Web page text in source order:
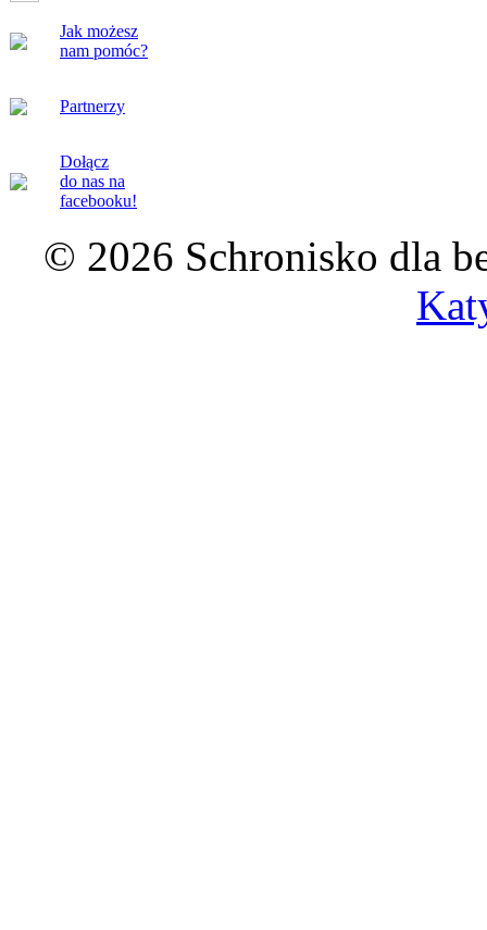
Jak możesz
nam pomóc?
Partnerzy
Dołącz
do nas na
facebooku!
© 2026 Schronisko dla